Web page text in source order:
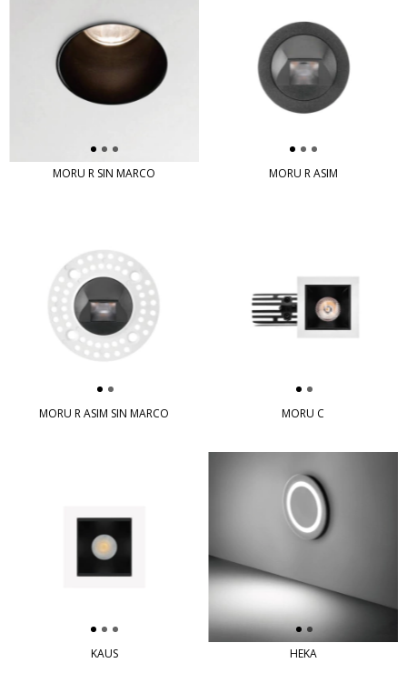
MORU R SIN MARCO MORU R ASIM
MORU R ASIM SIN MARCO MORU C
KAUS HEKA